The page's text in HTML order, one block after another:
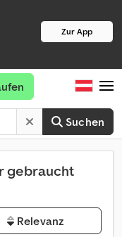
Zur App
Suchen
gebraucht
Relevanz